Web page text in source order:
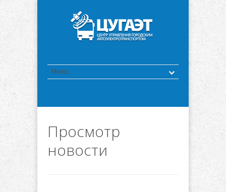
Просмотр
новости